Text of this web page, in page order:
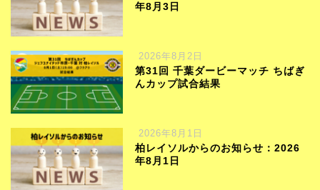
年8月3日
2026年8月2日
第31回 千葉ダービーマッチ ちばぎ
んカップ試合結果
2026年8月1日
柏レイソルからのお知らせ：2026
年8月1日